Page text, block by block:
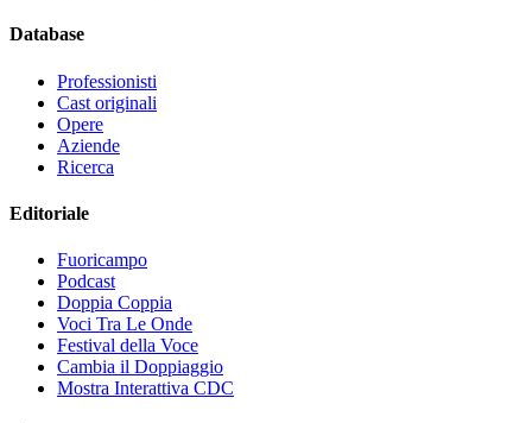
Database
Professionisti
Cast originali
Opere
Aziende
Ricerca
Editoriale
Fuoricampo
Podcast
Doppia Coppia
Voci Tra Le Onde
Festival della Voce
Cambia il Doppiaggio
Mostra Interattiva CDC